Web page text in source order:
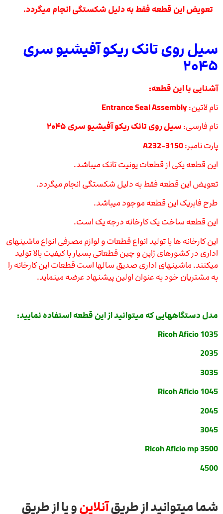
تعویض این قطعه فقط به دلیل شکستگی انجام میگردد.
سیل روی تانک ریکو آفیشیو سری
۲۰۴۵
آشنایی با این قطعه:
نام لاتین: Entrance Seal Assembly
نام فارسی: سیل روی تانک ریکو آفیشیو سری ۲۰۴۵
پارت نامبر:A232-3150
این قطعه یکی از قطعات یونیت تانک میباشد.
تعویض این قطعه فقط به دلیل شکستگی انجام میگردد.
طرح فابریک این قطعه موجود میباشد.
این قطعه ساخت یک کارخانه درجه یک است.
این کارخانه ها با تولید انواع قطعات و لوازم مصرفی انواع ماشینهای
اداری در کشورهای ژاپن و چین قطعاتی بسیار با کیفیت بالا تولید
میکنند. ماشینهای اداری صدیق سالها است قطعات این کارخانه را
به مشتریان خود به عنوان اولین پیشنهاد عرضه مینماید.
مدل دستگاههایی که میتوانید از این قطعه استفاده نمایید:
Ricoh Aficio 1035
2035
3035
Ricoh Aficio 1045
2045
3045
Ricoh Aficio mp 3500
4500
شما میتوانید از طریقآنلاینو یا از طریق